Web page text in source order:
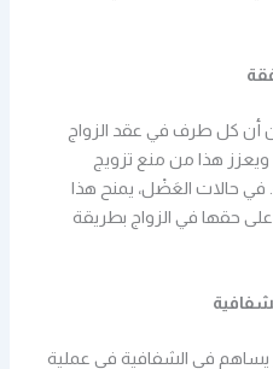
أن كل طرف في عقد الزواج
ويعزز هذا من منع تزويج
في حالات العَضْل، يمنح هذا
حقها في الزواج بطريقة
يساهم في الشفافية في عملية